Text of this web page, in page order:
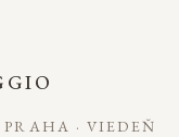
· VIEDEŇ